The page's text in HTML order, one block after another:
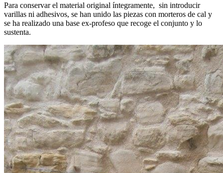
Para conservar el material original íntegramente, sin introducir
varillas ni adhesivos, se han unido las piezas con morteros de cal y
se ha realizado una base ex-profeso que recoge el conjunto y lo
sustenta.